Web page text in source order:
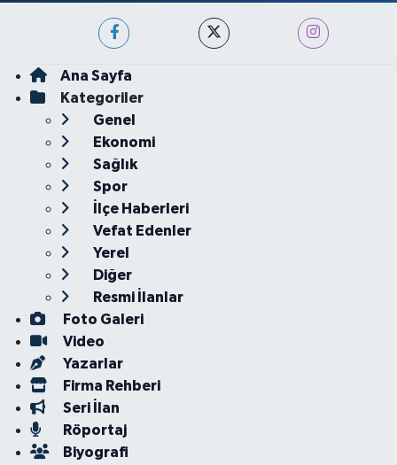
Ana Sayfa
Kategoriler
Genel
Ekonomi
Sağlık
Spor
İlçe Haberleri
Vefat Edenler
Yerel
Diğer
Resmi İlanlar
Foto Galeri
Video
Yazarlar
Firma Rehberi
Seri İlan
Röportaj
Biyografi